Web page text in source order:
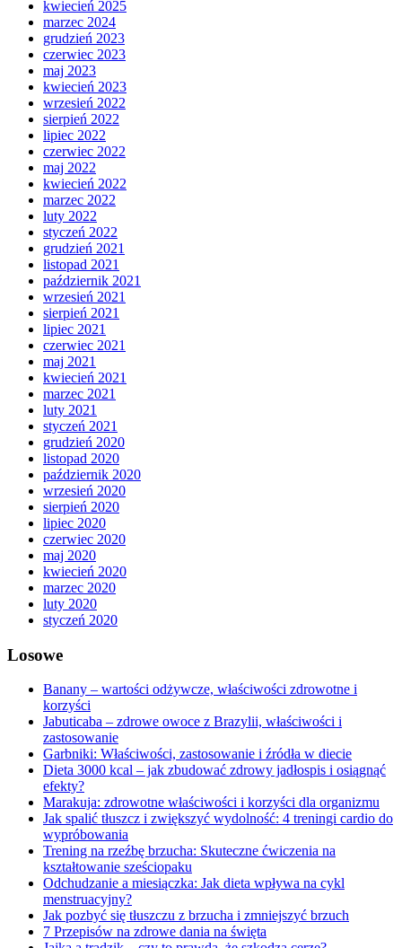
kwiecień 2025
marzec 2024
grudzień 2023
czerwiec 2023
maj 2023
kwiecień 2023
wrzesień 2022
sierpień 2022
lipiec 2022
czerwiec 2022
maj 2022
kwiecień 2022
marzec 2022
luty 2022
styczeń 2022
grudzień 2021
listopad 2021
październik 2021
wrzesień 2021
sierpień 2021
lipiec 2021
czerwiec 2021
maj 2021
kwiecień 2021
marzec 2021
luty 2021
styczeń 2021
grudzień 2020
listopad 2020
październik 2020
wrzesień 2020
sierpień 2020
lipiec 2020
czerwiec 2020
maj 2020
kwiecień 2020
marzec 2020
luty 2020
styczeń 2020
Losowe
Banany – wartości odżywcze, właściwości zdrowotne i
korzyści
Jabuticaba – zdrowe owoce z Brazylii, właściwości i
zastosowanie
Garbniki: Właściwości, zastosowanie i źródła w diecie
Dieta 3000 kcal – jak zbudować zdrowy jadłospis i osiągnąć
efekty?
Marakuja: zdrowotne właściwości i korzyści dla organizmu
Jak spalić tłuszcz i zwiększyć wydolność: 4 treningi cardio do
wypróbowania
Trening na rzeźbę brzucha: Skuteczne ćwiczenia na
kształtowanie sześciopaku
Odchudzanie a miesiączka: Jak dieta wpływa na cykl
menstruacyjny?
Jak pozbyć się tłuszczu z brzucha i zmniejszyć brzuch
7 Przepisów na zdrowe dania na święta